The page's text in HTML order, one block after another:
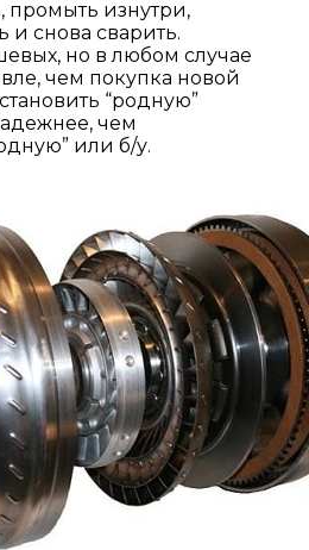
промыть изнутри,
и снова сварить.
но в любом случае
чем покупка новой
“родную”
чем
или б/у.